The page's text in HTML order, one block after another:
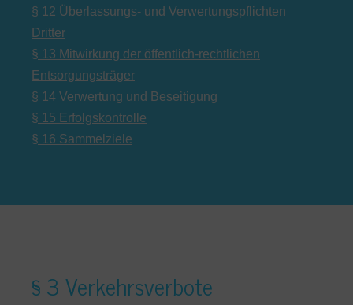
§ 12 Überlassungs- und Verwertungspflichten
Dritter
§ 13 Mitwirkung der öffentlich-rechtlichen
Entsorgungsträger
§ 14 Verwertung und Beseitigung
§ 15 Erfolgskontrolle
§ 16 Sammelziele
§ 3 Verkehrsverbote